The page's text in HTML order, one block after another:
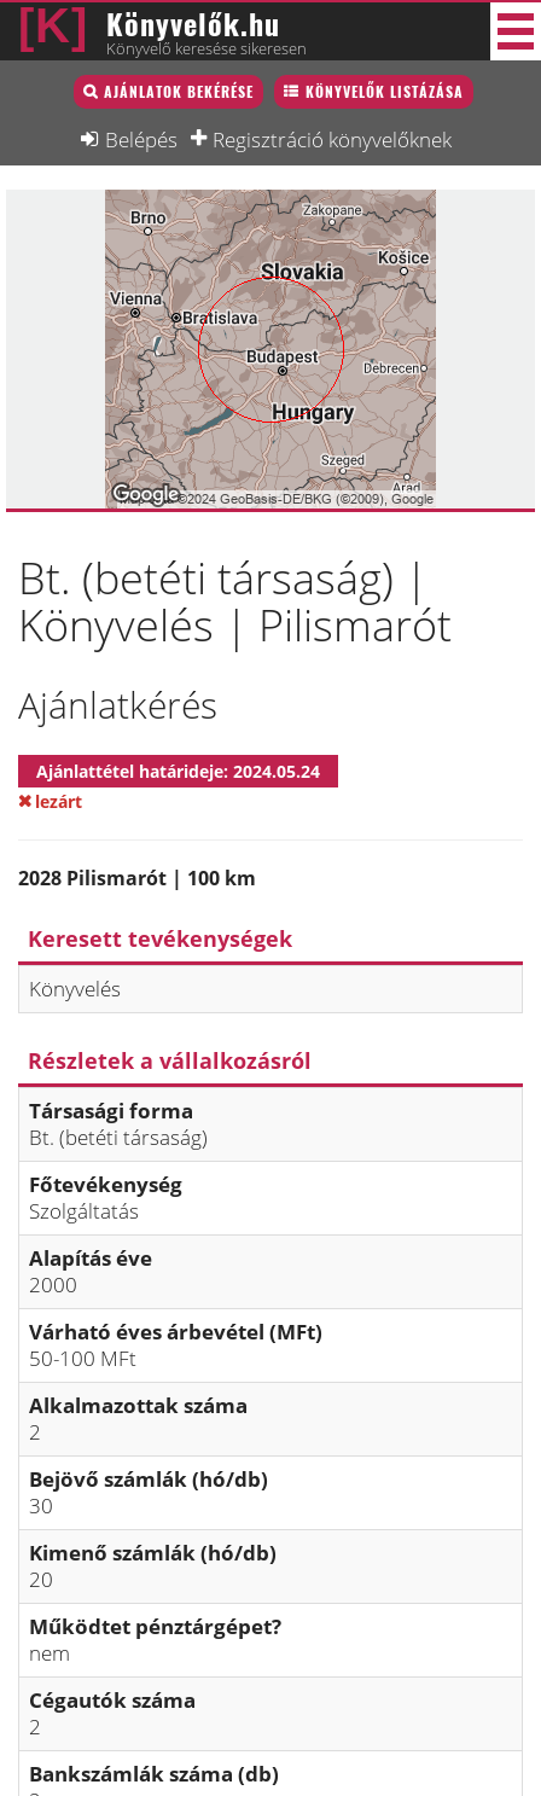
Könyvelők.hu
Könyvelő keresése sikeresen
AJÁNLATOK BEKÉRÉSE KÖNYVELŐK LISTÁZÁSA
Belépés Regisztráció könyvelőknek
Könyvelő lista
Könyvelési munkák
Képzésnaptár
Bt. (betéti társaság) |
Könyvelés | Pilismarót
Ajánlatkérés
Ajánlattétel határideje: 2024.05.24
lezárt
2028 Pilismarót | 100 km
Keresett tevékenységek
Könyvelés
Részletek a vállalkozásról
Társasági forma
Bt. (betéti társaság)
Főtevékenység
Szolgáltatás
Alapítás éve
2000
Várható éves árbevétel (MFt)
50-100 MFt
Alkalmazottak száma
2
Bejövő számlák (hó/db)
30
Kimenő számlák (hó/db)
20
Működtet pénztárgépet?
nem
Cégautók száma
2
Bankszámlák száma (db)